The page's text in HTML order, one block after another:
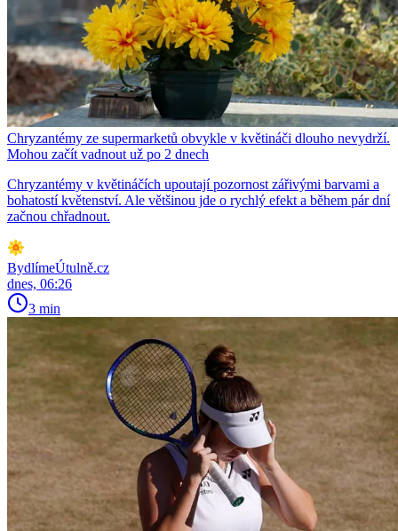
Chryzantémy ze supermarketů obvykle v květináči dlouho nevydrží.
Mohou začít vadnout už po 2 dnech
Chryzantémy v květináčích upoutají pozornost zářivými barvami a
bohatostí květenství. Ale většinou jde o rychlý efekt a během pár dní
začnou chřadnout.
BydlímeÚtulně.cz
dnes, 06:26
3 min